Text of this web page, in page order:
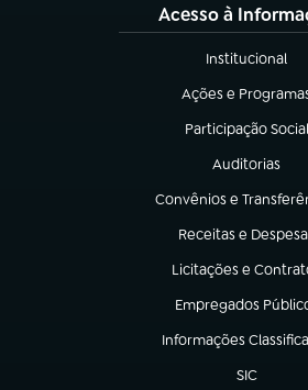
Acesso à
Institucional
(abre em nova
Ações e
(abre em nova aba)
Participação Social
(abre em nova aba)
Auditorias
(abre em nova
Convênios e
(abre em nova aba)
Receitas e
(abre em nova aba)
Licitações e
(abre em nova aba)
Empregados
(abre em nova aba)
Informações
(abre em nova aba)
SIC
(abre em